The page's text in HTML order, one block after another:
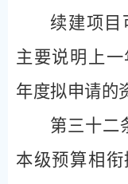
续建项目
主要说明上
年度拟申请的
第三十二
本级预算相